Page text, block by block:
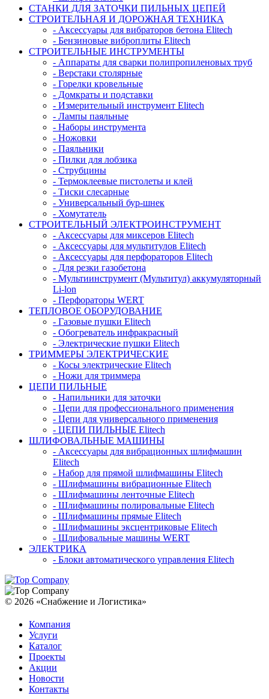
СТАНКИ ДЛЯ ЗАТОЧКИ ПИЛЬНЫХ ЦЕПЕЙ
СТРОИТЕЛЬНАЯ И ДОРОЖНАЯ ТЕХНИКА
- Аксессуары для вибраторов бетона Elitech
- Бензиновые виброплиты Elitech
СТРОИТЕЛЬНЫЕ ИНСТРУМЕНТЫ
- Аппараты для сварки полипропиленовых труб
- Верстаки столярные
- Горелки кровельные
- Домкраты и подставки
- Измерительный инструмент Elitech
- Лампы паяльные
- Наборы инструмента
- Ножовки
- Паяльники
- Пилки для лобзика
- Струбцины
- Термоклеевые пистолеты и клей
- Тиски слесарные
- Универсальный бур-шнек
- Хомутатель
СТРОИТЕЛЬНЫЙ ЭЛЕКТРОИНСТРУМЕНТ
- Аксессуары для миксеров Elitech
- Аксессуары для мультитулов Elitech
- Аксессуары для перфораторов Elitech
- Для резки газобетона
- Мультиинструмент (Мультитул) аккумуляторный
Li-lon
- Перфораторы WERT
ТЕПЛОВОЕ ОБОРУДОВАНИЕ
- Газовые пушки Elitech
- Обогреватель инфракрасный
- Электрические пушки Elitech
ТРИММЕРЫ ЭЛЕКТРИЧЕСКИЕ
- Косы электрические Elitech
- Ножи для триммера
ЦЕПИ ПИЛЬНЫЕ
- Напильники для заточки
- Цепи для профессионального применения
- Цепи для универсального применения
- ЦЕПИ ПИЛЬНЫЕ Elitech
ШЛИФОВАЛЬНЫЕ МАШИНЫ
- Аксессуары для вибрационных шлифмашин
Elitech
- Набор для прямой шлифмашины Elitech
- Шлифмашины вибрационные Elitech
- Шлифмашины ленточные Elitech
- Шлифмашины полировальные Elitech
- Шлифмашины прямые Elitech
- Шлифмашины эксцентриковые Elitech
- Шлифовальные машины WERT
ЭЛЕКТРИКА
- Блоки автоматического управления Elitech
© 2026 «Снабжение и Логистика»
Компания
Услуги
Каталог
Проекты
Акции
Новости
Контакты